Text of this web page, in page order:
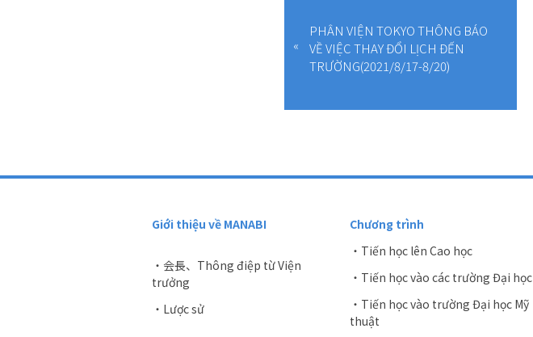
PHÂN VIỆN TOKYO THÔNG BÁO
VỀ VIỆC THAY ĐỔI LỊCH ĐẾN
TRƯỜNG(2021/8/17-8/20)
Giới thiệu về MANABI
・会長、Thông điệp từ Viện
trưởng
・Lược sử
Chương trình
・Tiến học lên Cao học
・Tiến học vào các trường Đại học
・Tiến học vào trường Đại học Mỹ
thuật